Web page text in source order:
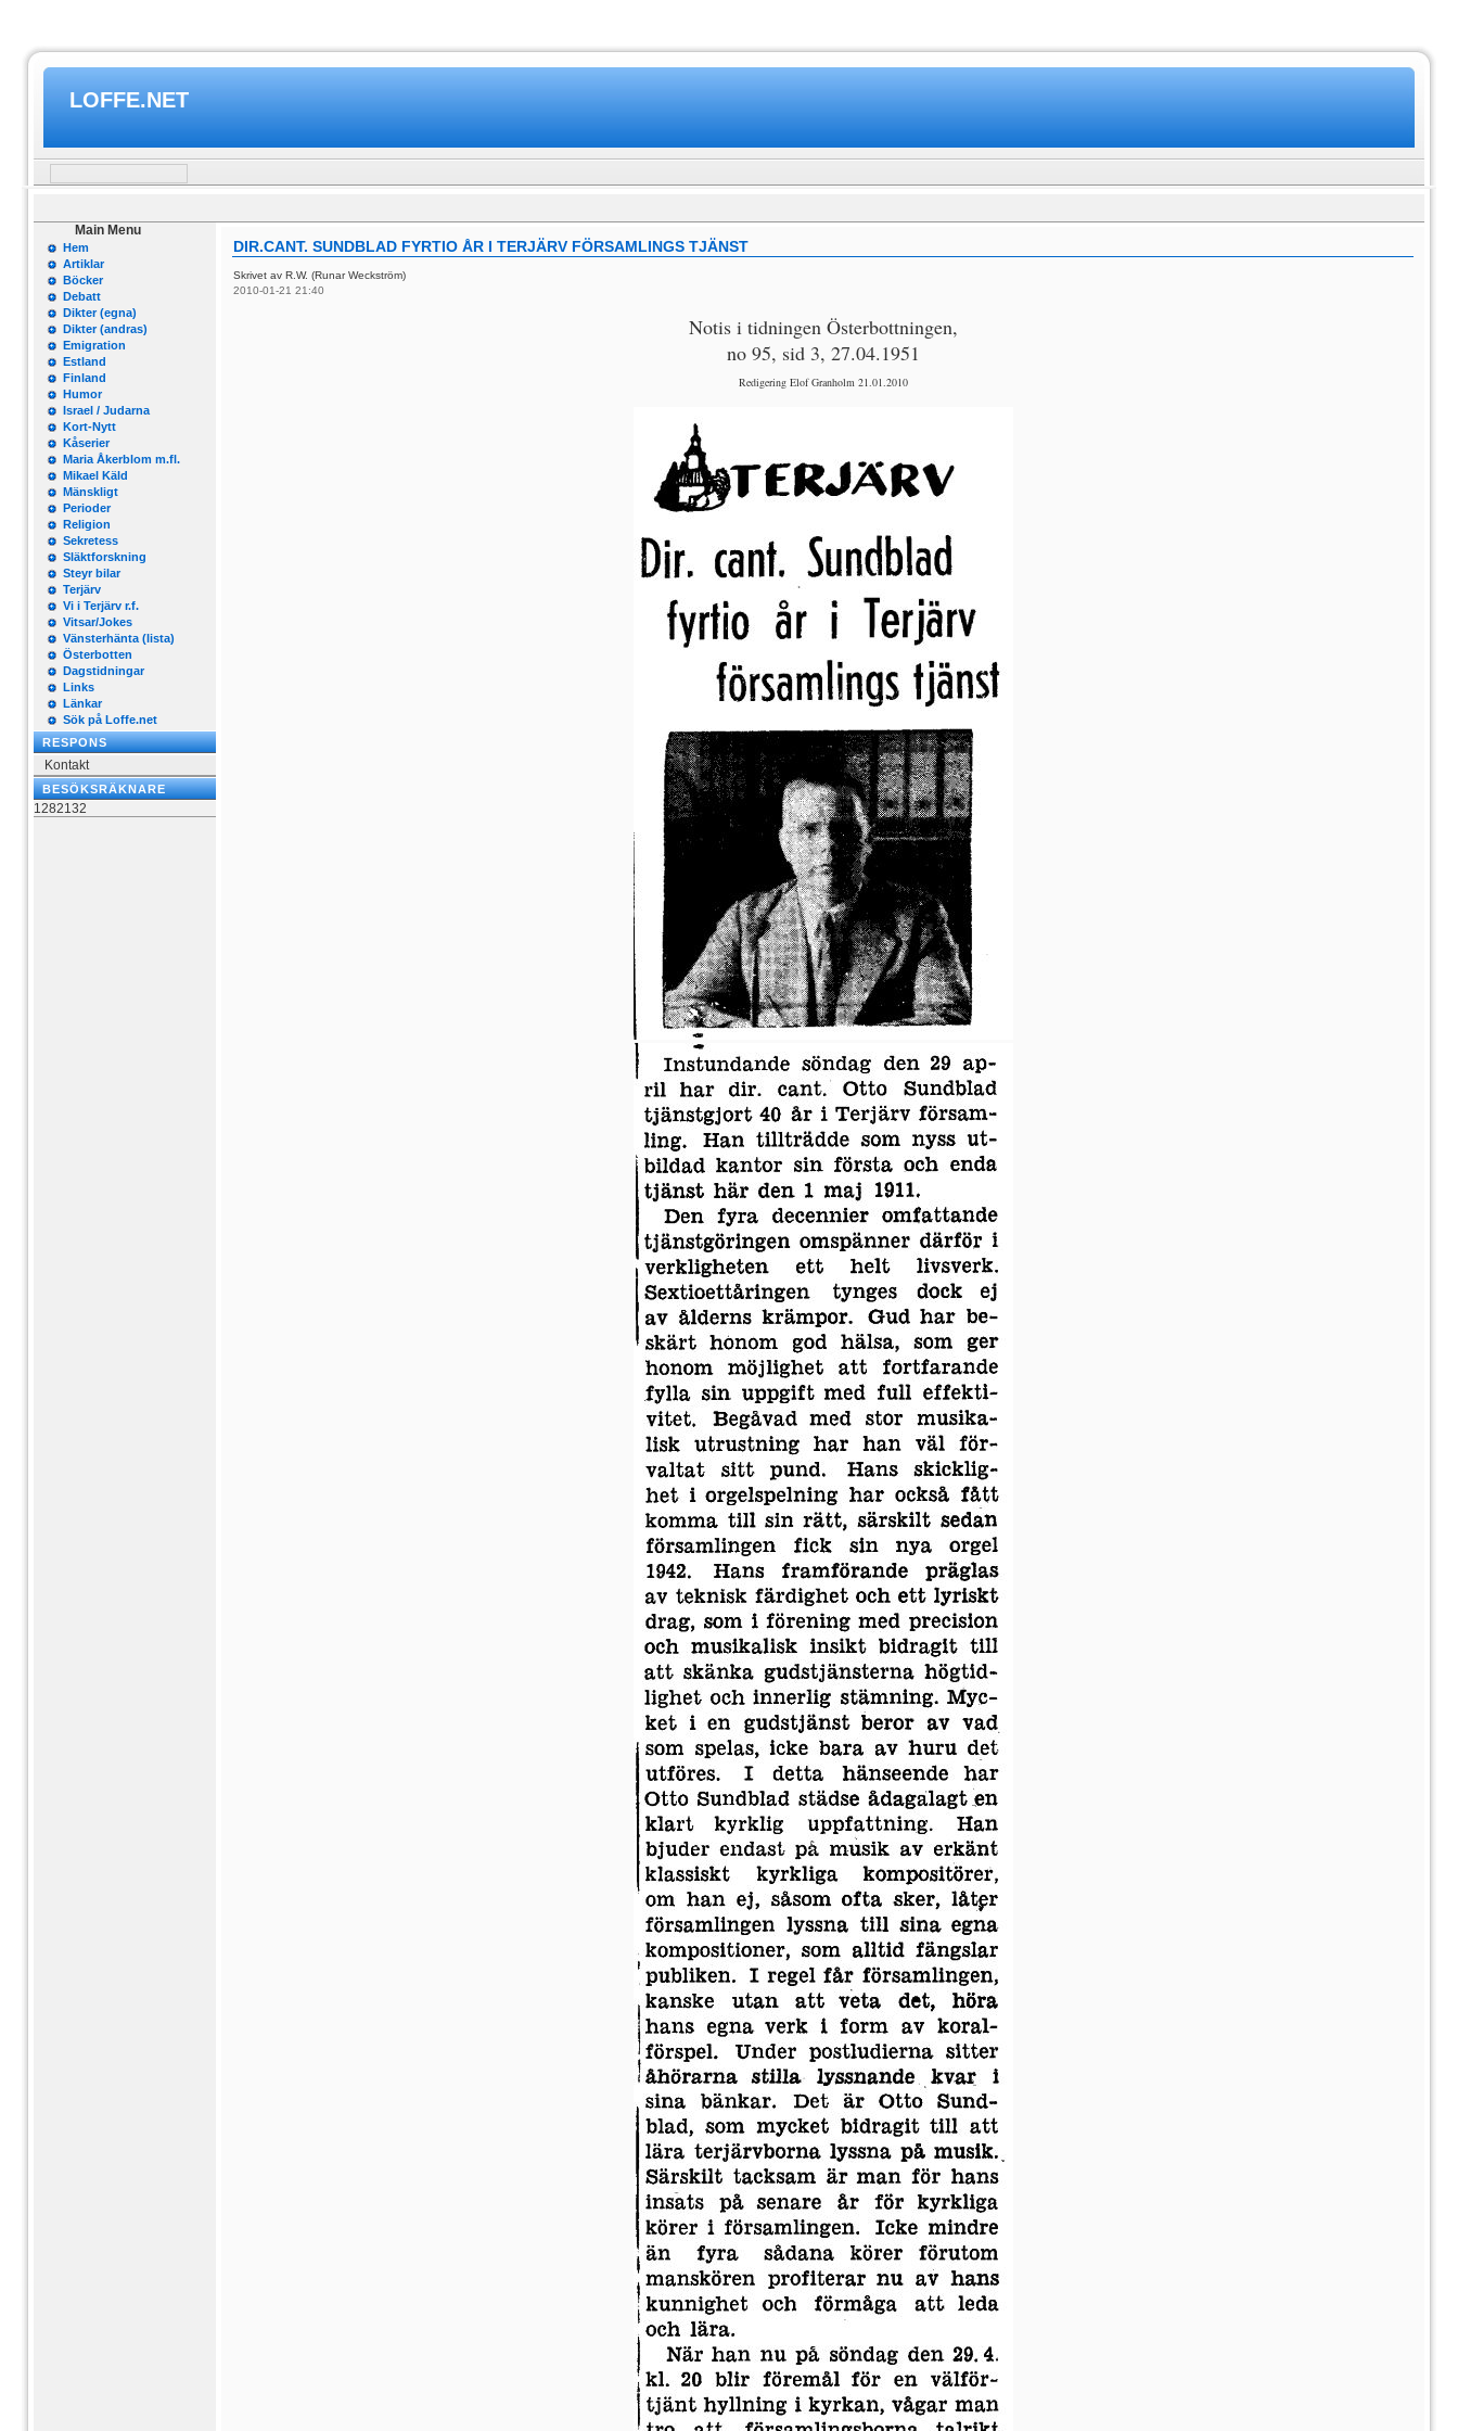
LOFFE.NET
Main Menu
Hem
Artiklar
Böcker
Debatt
Dikter (egna)
Dikter (andras)
Emigration
Estland
Finland
Humor
Israel / Judarna
Kort-Nytt
Kåserier
Maria Åkerblom m.fl.
Mikael Käld
Mänskligt
Perioder
Religion
Sekretess
Släktforskning
Steyr bilar
Terjärv
Vi i Terjärv r.f.
Vitsar/Jokes
Vänsterhänta (lista)
Österbotten
Dagstidningar
Links
Länkar
Sök på Loffe.net
RESPONS
Kontakt
BESÖKSRÄKNARE
1282132
DIR.CANT. SUNDBLAD FYRTIO ÅR I TERJÄRV FÖRSAMLINGS TJÄNST
Skrivet av R.W. (Runar Weckström)
2010-01-21 21:40
Notis i tidningen Österbottningen,
no 95, sid 3, 27.04.1951
Redigering Elof Granholm 21.01.2010